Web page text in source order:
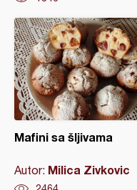
Mafini sa šljivama
Autor: Milica Zivkovic